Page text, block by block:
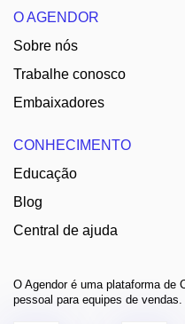
O AGENDOR
Sobre nós
Trabalhe conosco
Embaixadores
CONHECIMENTO
Educação
Blog
Central de ajuda
O Agendor é uma plataforma de
pessoal para equipes de vendas.